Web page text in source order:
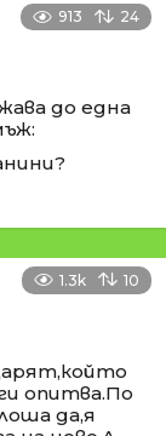
913 24
до една
1.3k 10
опитва.По
да,я